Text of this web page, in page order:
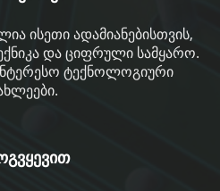
ისეთი ადამიანებისთვის,
და ციფრული სამყარო.
ტექნოლოგიური